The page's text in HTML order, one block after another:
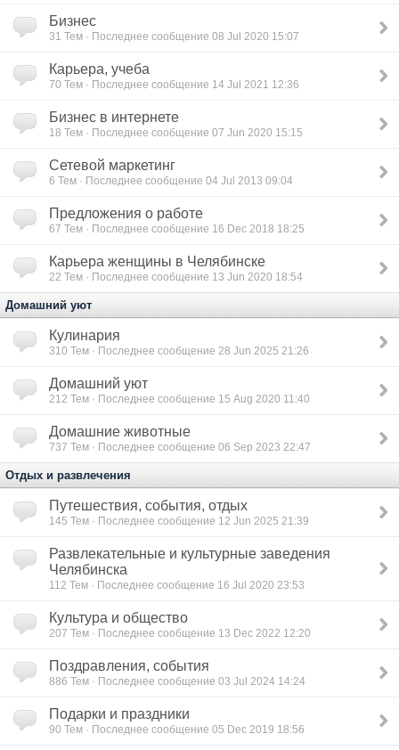
Бизнес
31 Тем · Последнее сообщение 08 Jul 2020 15:07
Карьера, учеба
70 Тем · Последнее сообщение 14 Jul 2021 12:36
Бизнес в интернете
18 Тем · Последнее сообщение 07 Jun 2020 15:15
Сетевой маркетинг
6 Тем · Последнее сообщение 04 Jul 2013 09:04
Предложения о работе
67 Тем · Последнее сообщение 16 Dec 2018 18:25
Карьера женщины в Челябинске
22 Тем · Последнее сообщение 13 Jun 2020 18:54
Домашний уют
Кулинария
310 Тем · Последнее сообщение 28 Jun 2025 21:26
Домашний уют
212 Тем · Последнее сообщение 15 Aug 2020 11:40
Домашние животные
737 Тем · Последнее сообщение 06 Sep 2023 22:47
Отдых и развлечения
Путешествия, события, отдых
145 Тем · Последнее сообщение 12 Jun 2025 21:39
Развлекательные и культурные заведения
Челябинска
112 Тем · Последнее сообщение 16 Jul 2020 23:53
Культура и общество
207 Тем · Последнее сообщение 13 Dec 2022 12:20
Поздравления, события
886 Тем · Последнее сообщение 03 Jul 2024 14:24
Подарки и праздники
90 Тем · Последнее сообщение 05 Dec 2019 18:56